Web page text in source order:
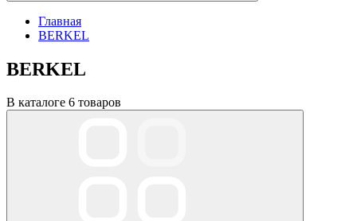
Главная
BERKEL
BERKEL
В каталоге 6 товаров